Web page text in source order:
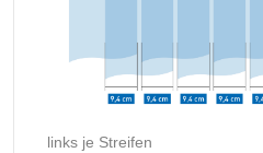
links je Streifen